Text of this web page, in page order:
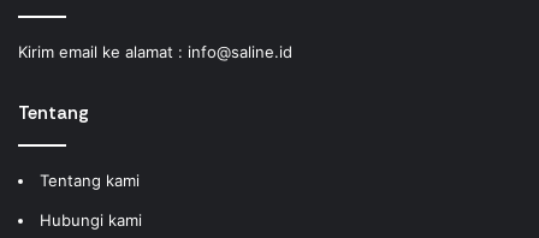
Kirim email ke alamat : info@saline.id
Tentang
Tentang kami
Hubungi kami